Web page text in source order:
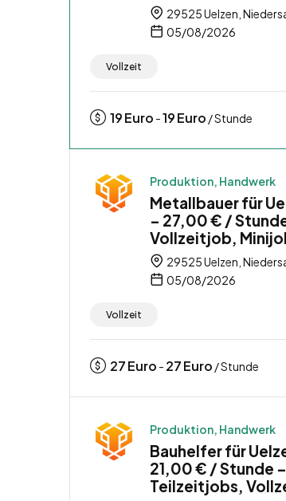
29525 Uelzen,
05/08/2026
Vollzeit
19Euro -19Euro / Stunde
Produktion, Handwerk
Metallbauer für
– 27,00 € /
Vollzeitjob,
29525 Uelzen,
05/08/2026
Vollzeit
27Euro - 27Euro / Stunde
Produktion, Handwerk
Bauhelfer für
21,00 € / Stunde
Teilzeitjobs,